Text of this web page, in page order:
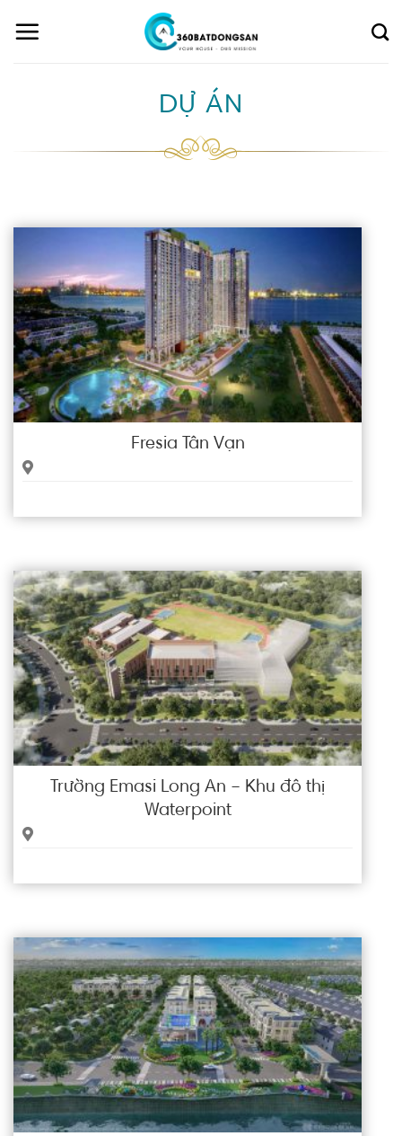
DỰ ÁN
Fresia Tân Vạn
Trường Emasi Long An – Khu đô thị
Waterpoint